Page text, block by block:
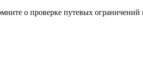
о проверке путевых